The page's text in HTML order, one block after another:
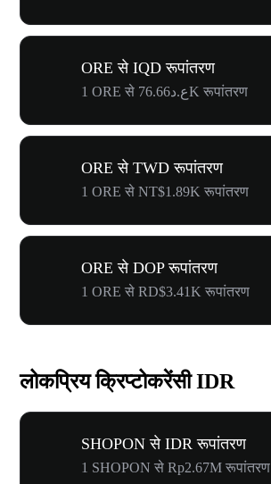
ORE से IQD रूपांतरण
1 ORE से ع.د76.66K रूपांतरण
ORE से TWD रूपांतरण
1 ORE से NT$1.89K रूपांतरण
ORE से DOP रूपांतरण
1 ORE से RD$3.41K रूपांतरण
लोकप्रिय क्रिप्टोकरेंसी IDR
SHOPON से IDR रूपांतरण
1 SHOPON से Rp2.67M रूपांतरण